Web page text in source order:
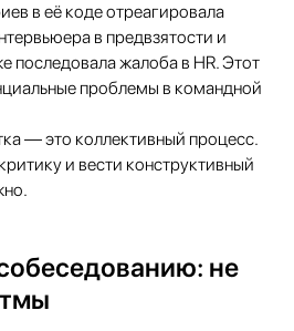
в её коде отреагировала
в предвзятости и
последовала жалоба в HR. Этот
проблемы в командной
— это коллективный процесс.
и вести конструктивный
не